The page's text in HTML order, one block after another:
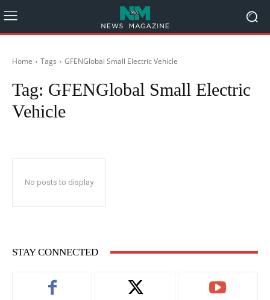
Home Tags GFENGlobal Small Electric Vehicle
Tag: GFENGlobal Small Electric
Vehicle
No posts to display
STAY CONNECTED